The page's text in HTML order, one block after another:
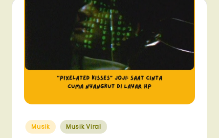
Posted
in
Musik Musik Viral